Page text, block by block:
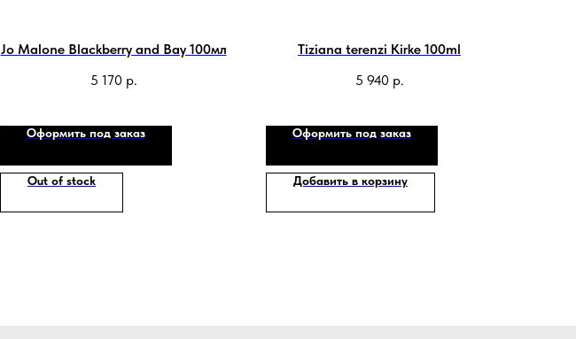
Jo Malone Blackberry and Bay 100мл
5 170 р.
Оформить под заказ
Out of stock
Tiziana terenzi Kirke 100ml
5 940 р.
Оформить под заказ
Добавить в корзину